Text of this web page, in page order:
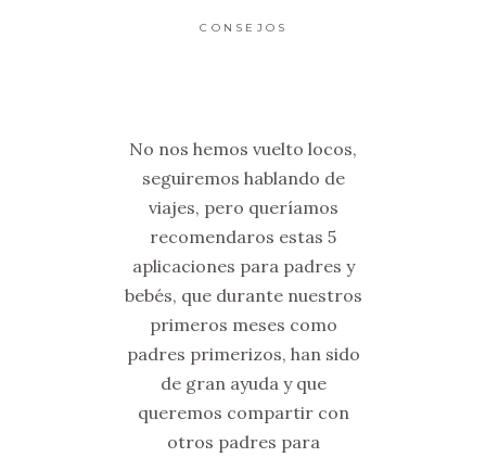
CONSEJOS
No nos hemos vuelto locos,
seguiremos hablando de
viajes, pero queríamos
recomendaros estas 5
aplicaciones para padres y
bebés, que durante nuestros
primeros meses como
padres primerizos, han sido
de gran ayuda y que
queremos compartir con
otros padres para